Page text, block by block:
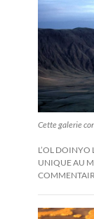
Cette galerie
L’OL
UNIQUE AU